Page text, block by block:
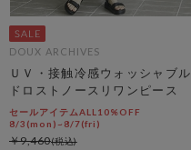
DOUX ARCHIVES
ＵＶ・接触冷感ウォッシャブル
ドロストノースリワンピース
セールアイテムALL10%OFF
8/3(mon)~8/7(fri)
￥9,460